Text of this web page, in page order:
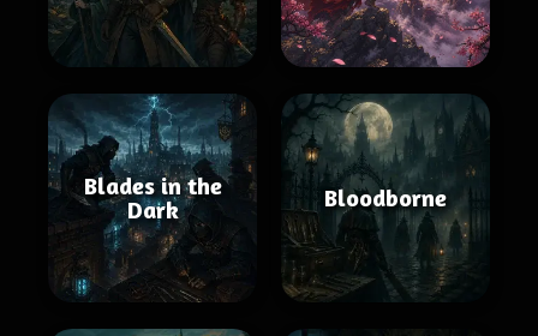
Blades in the
Dark
Bloodborne